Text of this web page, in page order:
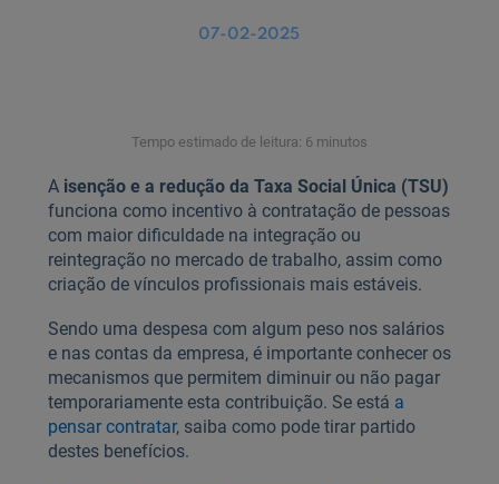
07-02-2025
Tempo estimado de leitura: 6 minutos
A isenção e a redução da Taxa Social Única (TSU)
funciona como incentivo à contratação de pessoas
com maior dificuldade na integração ou
reintegração no mercado de trabalho, assim como
criação de vínculos profissionais mais estáveis.
Sendo uma despesa com algum peso nos salários
e nas contas da empresa, é importante conhecer os
mecanismos que permitem diminuir ou não pagar
temporariamente esta contribuição. Se está a
pensar contratar, saiba como pode tirar partido
destes benefícios.